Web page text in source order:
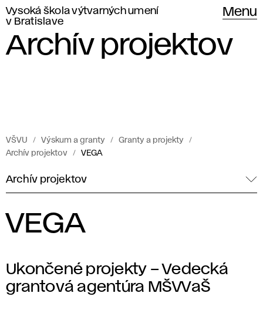
Vysoká škola výtvarných umení
v Bratislave
Menu
Archív projektov
VŠVU Výskum a granty
Granty a projekty
Archív projektov
VEGA
Archív projektov
VEGA
Ukončené projekty – Vedecká
grantová agentúra MŠVVaŠ